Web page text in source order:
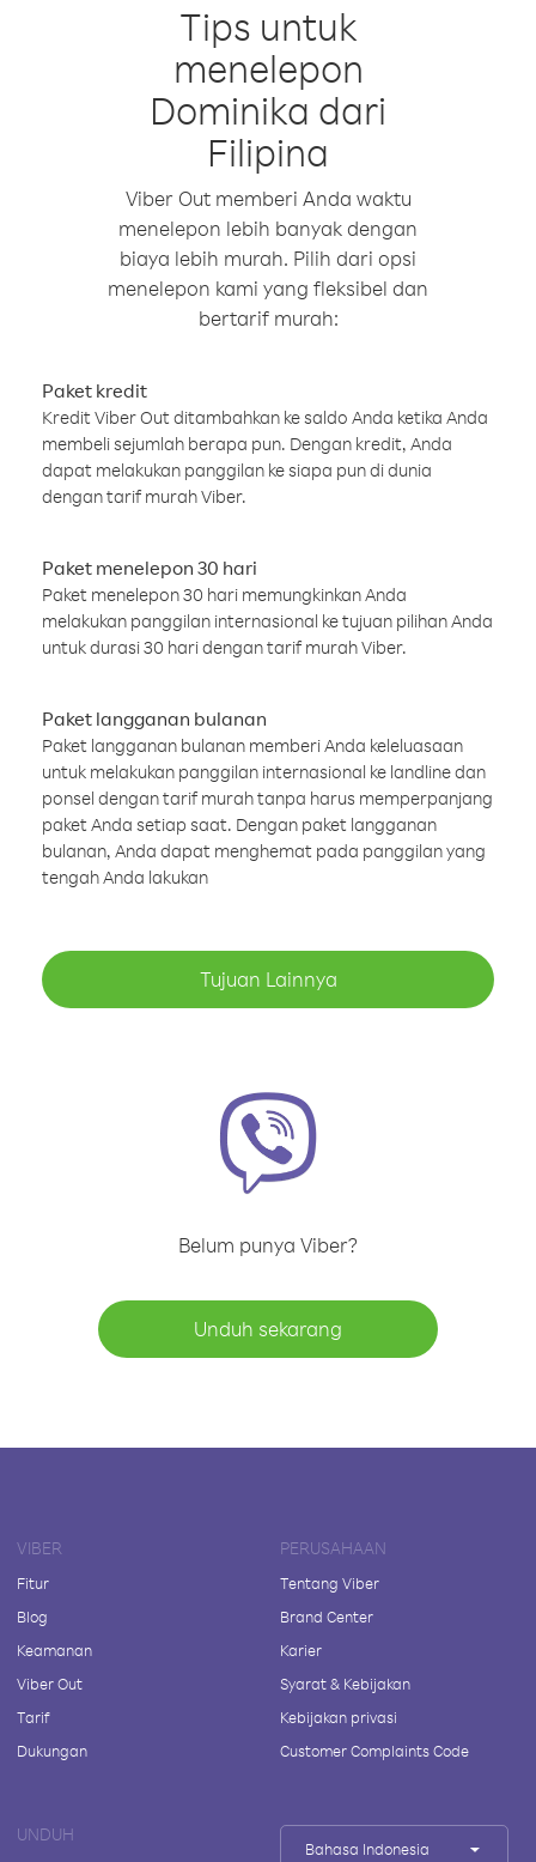
Tips untuk
menelepon
Dominika dari
Filipina
Viber Out memberi Anda waktu
menelepon lebih banyak dengan
biaya lebih murah. Pilih dari opsi
menelepon kami yang fleksibel dan
bertarif murah:
Paket kredit
Kredit Viber Out ditambahkan ke saldo Anda ketika Anda
membeli sejumlah berapa pun. Dengan kredit, Anda
dapat melakukan panggilan ke siapa pun di dunia
dengan tarif murah Viber.
Paket menelepon 30 hari
Paket menelepon 30 hari memungkinkan Anda
melakukan panggilan internasional ke tujuan pilihan Anda
untuk durasi 30 hari dengan tarif murah Viber.
Paket langganan bulanan
Paket langganan bulanan memberi Anda keleluasaan
untuk melakukan panggilan internasional ke landline dan
ponsel dengan tarif murah tanpa harus memperpanjang
paket Anda setiap saat. Dengan paket langganan
bulanan, Anda dapat menghemat pada panggilan yang
tengah Anda lakukan
Tujuan Lainnya
Belum punya Viber?
Unduh sekarang
VIBER
Fitur
Blog
Keamanan
Viber Out
Tarif
Dukungan
PERUSAHAAN
Tentang Viber
Brand Center
Karier
Syarat & Kebijakan
Kebijakan privasi
Customer Complaints Code
UNDUH
Bahasa Indonesia